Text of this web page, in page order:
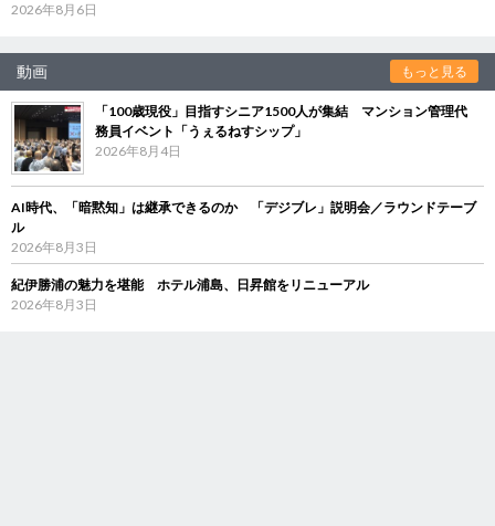
2026年8月6日
動画 もっと見る
「100歳現役」目指すシニア1500人が集結 マンション管理代
務員イベント「うぇるねすシップ」
2026年8月4日
AI時代、「暗黙知」は継承できるのか 「デジブレ」説明会／ラウンドテーブ
ル
2026年8月3日
紀伊勝浦の魅力を堪能 ホテル浦島、日昇館をリニューアル
2026年8月3日